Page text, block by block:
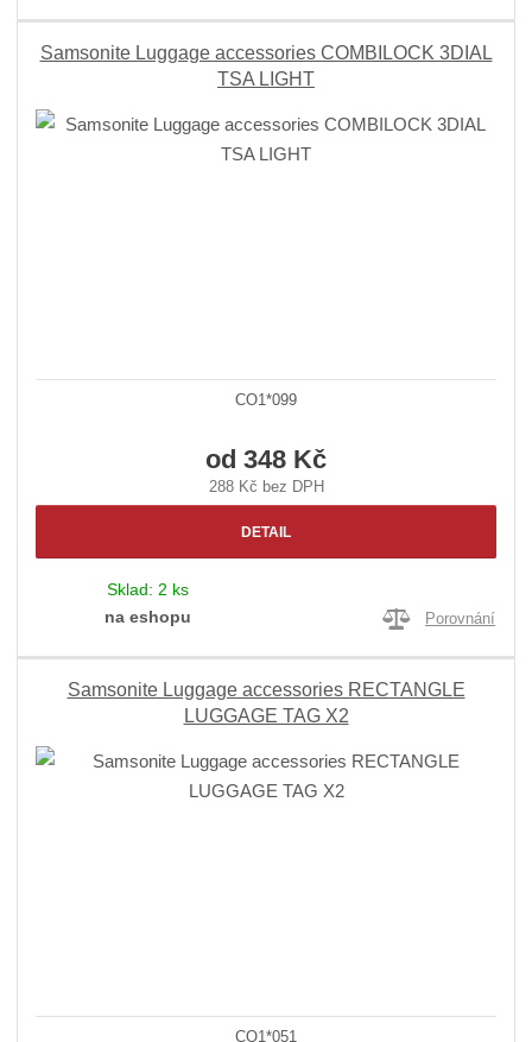
Samsonite Luggage accessories COMBILOCK 3DIAL
TSA LIGHT
CO1*099
od 348 Kč
288 Kč bez DPH
DETAIL
Sklad: 2 ks
na eshopu
Porovnání
Samsonite Luggage accessories RECTANGLE
LUGGAGE TAG X2
CO1*051